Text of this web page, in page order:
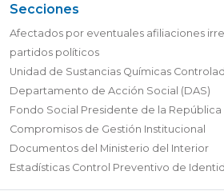
Secciones
Afectados por eventuales afiliaciones
partidos políticos
Unidad de Sustancias Químicas
Departamento de Acción Social (DAS)
Fondo Social Presidente de la República
Compromisos de Gestión Institucional
Documentos del Ministerio del Interior
Estadísticas Control Preventivo de